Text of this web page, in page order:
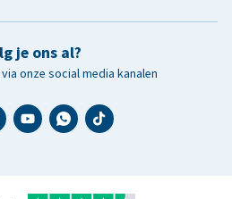
je ons al?
onze social media kanalen